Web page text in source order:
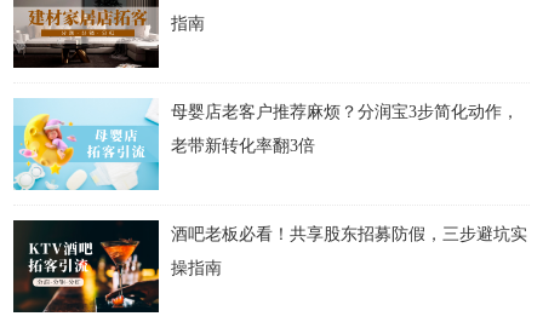
指南
母婴店老客户推荐麻烦？分润宝3步简化动作，
老带新转化率翻3倍
酒吧老板必看！共享股东招募防假，三步避坑实
操指南